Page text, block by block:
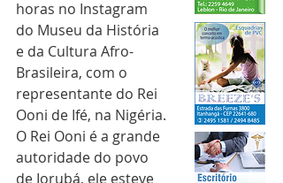
horas no Instagram
do Museu da História
e da Cultura Afro-
Brasileira, com o
representante do Rei
Ooni de Ifé, na Nigéria.
O Rei Ooni é a grande
autoridade do povo
de Iorubá, ele esteve